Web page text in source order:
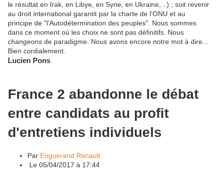
le résultat en Irak, en Libye, en Syrie, en Ukraine,...) ; soit revenir
au droit international garantit par la charte de l'ONU et au
principe de "l'Autodétermination des peuples". Nous sommes
dans ce moment où les choix ne sont pas définitifs. Nous
changeons de paradigme. Nous avons encore notre mot à dire...
Bien cordialement.
Lucien Pons
France 2 abandonne le débat
entre candidats au profit
d'entretiens individuels
Par Enguérand Renault
L e 05/04/2017 à 17:44